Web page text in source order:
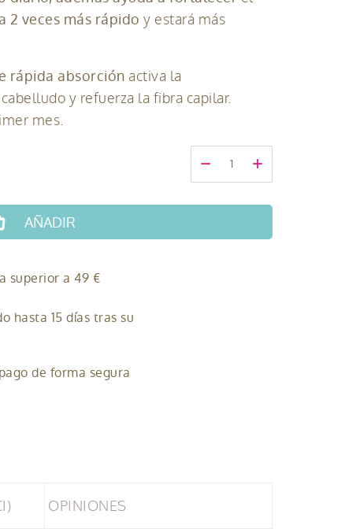
2 veces más rápido y estará más
rápida absorción activa la
y refuerza la fibra capilar.
mes.
- +
AÑADIR
superior a 49 €
hasta 15 días tras su
de forma segura
OPINIONES